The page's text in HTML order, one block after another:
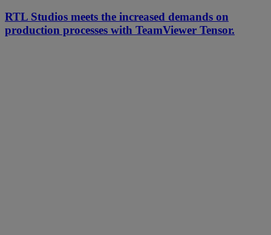
RTL Studios meets the increased demands on
production processes with TeamViewer Tensor.